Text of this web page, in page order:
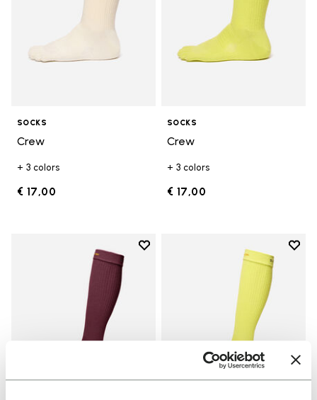
SOCKS
Crew
+ 3 colors
€ 17,00
SOCKS
Crew
+ 3 colors
€ 17,00
Add to wishlist
Add to wishlist High Crew
Add